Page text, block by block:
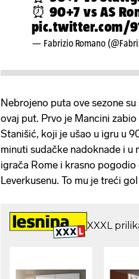
⏰ 90+7 vs AS
pic.twitter.com/
— Fabrizio Romano
Nebrojeno puta ove sezone
ovaj put. Prvo je Mancini
Stanišić, koji je ušao u igru u
minuti sudačke nadoknade i u
igrača Rome i krasno
Leverkusenu. To mu je treći